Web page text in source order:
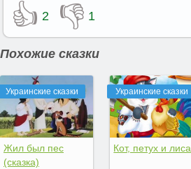
👍 2 👎 1
Похожие сказки
Украинские сказки
Жил был пес
(сказка)
Украинские сказки
Кот, петух и лиса